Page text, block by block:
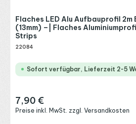
Flaches LED Alu Aufbauprofil 2m
(13mm) –| Flaches
Strips
22084
Sofort verfügbar, Lieferzeit 2-5
Regulärer Preis:
7,90 €
Preise inkl. MwSt. zzgl. Versandkosten